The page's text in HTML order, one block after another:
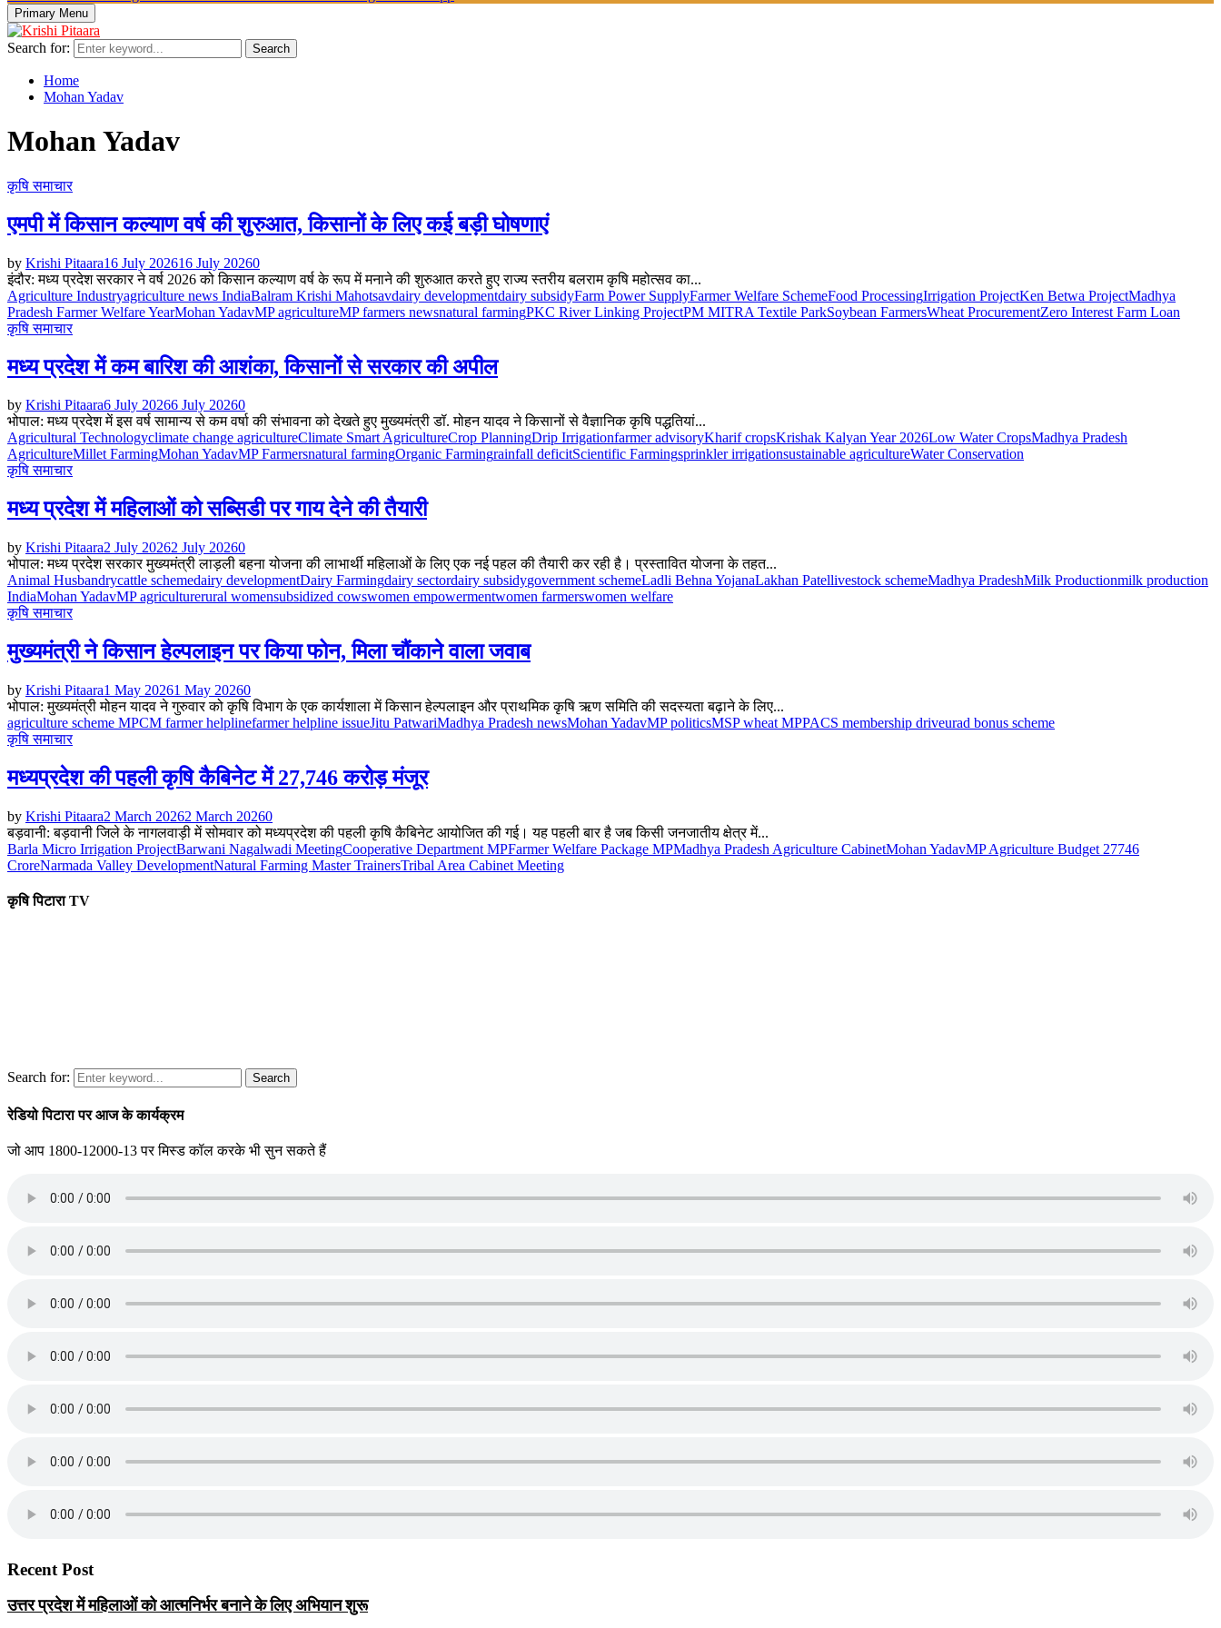
Primary Menu
Search for: Search
Home
Mohan Yadav
Mohan Yadav
कृषि समाचार
एमपी में किसान कल्याण वर्ष की शुरुआत, किसानों के लिए कई बड़ी घोषणाएं
by Krishi Pitaara16 July 202616 July 20260
इंदौर: मध्य प्रदेश सरकार ने वर्ष 2026 को किसान कल्याण वर्ष के रूप में मनाने की शुरुआत करते हुए राज्य स्तरीय बलराम कृषि महोत्सव का...
Agriculture Industryagriculture news IndiaBalram Krishi Mahotsavdairy developmentdairy subsidyFarm Power SupplyFarmer Welfare SchemeFood ProcessingIrrigation ProjectKen Betwa ProjectMadhya
Pradesh Farmer Welfare YearMohan YadavMP agricultureMP farmers newsnatural farmingPKC River Linking ProjectPM MITRA Textile ParkSoybean FarmersWheat ProcurementZero Interest Farm Loan
कृषि समाचार
मध्य प्रदेश में कम बारिश की आशंका, किसानों से सरकार की अपील
by Krishi Pitaara6 July 20266 July 20260
भोपाल: मध्य प्रदेश में इस वर्ष सामान्य से कम वर्षा की संभावना को देखते हुए मुख्यमंत्री डॉ. मोहन यादव ने किसानों से वैज्ञानिक कृषि पद्धतियां...
Agricultural Technologyclimate change agricultureClimate Smart AgricultureCrop PlanningDrip Irrigationfarmer advisoryKharif cropsKrishak Kalyan Year 2026Low Water CropsMadhya Pradesh
AgricultureMillet FarmingMohan YadavMP Farmersnatural farmingOrganic Farmingrainfall deficitScientific Farmingsprinkler irrigationsustainable agricultureWater Conservation
कृषि समाचार
मध्य प्रदेश में महिलाओं को सब्सिडी पर गाय देने की तैयारी
by Krishi Pitaara2 July 20262 July 20260
भोपाल: मध्य प्रदेश सरकार मुख्यमंत्री लाड़ली बहना योजना की लाभार्थी महिलाओं के लिए एक नई पहल की तैयारी कर रही है। प्रस्तावित योजना के तहत...
Animal Husbandrycattle schemedairy developmentDairy Farmingdairy sectordairy subsidygovernment schemeLadli Behna YojanaLakhan Patellivestock schemeMadhya PradeshMilk Productionmilk production
IndiaMohan YadavMP agriculturerural womensubsidized cowswomen empowermentwomen farmerswomen welfare
कृषि समाचार
मुख्यमंत्री ने किसान हेल्पलाइन पर किया फोन, मिला चौंकाने वाला जवाब
by Krishi Pitaara1 May 20261 May 20260
भोपाल: मुख्यमंत्री मोहन यादव ने गुरुवार को कृषि विभाग के एक कार्यशाला में किसान हेल्पलाइन और प्राथमिक कृषि ऋण समिति की सदस्यता बढ़ाने के लिए...
agriculture scheme MPCM farmer helplinefarmer helpline issueJitu PatwariMadhya Pradesh newsMohan YadavMP politicsMSP wheat MPPACS membership driveurad bonus scheme
कृषि समाचार
मध्यप्रदेश की पहली कृषि कैबिनेट में 27,746 करोड़ मंजूर
by Krishi Pitaara2 March 20262 March 20260
बड़वानी: बड़वानी जिले के नागलवाड़ी में सोमवार को मध्यप्रदेश की पहली कृषि कैबिनेट आयोजित की गई। यह पहली बार है जब किसी जनजातीय क्षेत्र में...
Barla Micro Irrigation ProjectBarwani Nagalwadi MeetingCooperative Department MPFarmer Welfare Package MPMadhya Pradesh Agriculture CabinetMohan YadavMP Agriculture Budget 27746
CroreNarmada Valley DevelopmentNatural Farming Master TrainersTribal Area Cabinet Meeting
कृषि पिटारा TV
Search for: Search
रेडियो पिटारा पर आज के कार्यक्रम
जो आप 1800-12000-13 पर मिस्ड कॉल करके भी सुन सकते हैं
Recent Post
उत्तर प्रदेश में महिलाओं को आत्मनिर्भर बनाने के लिए अभियान शुरू